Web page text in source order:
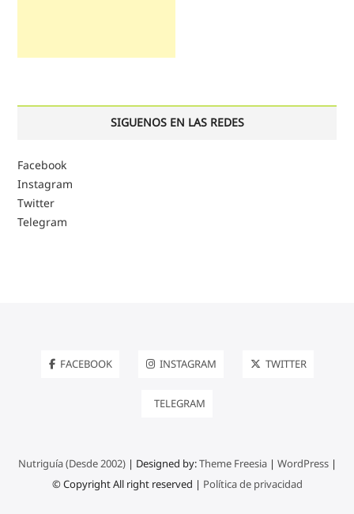
SIGUENOS EN LAS REDES
Facebook
Instagram
Twitter
Telegram
FACEBOOK INSTAGRAM TWITTER
TELEGRAM
Nutriguía (Desde 2002)| Designed by:Theme Freesia| WordPress|
© Copyright All right reserved | Política de privacidad